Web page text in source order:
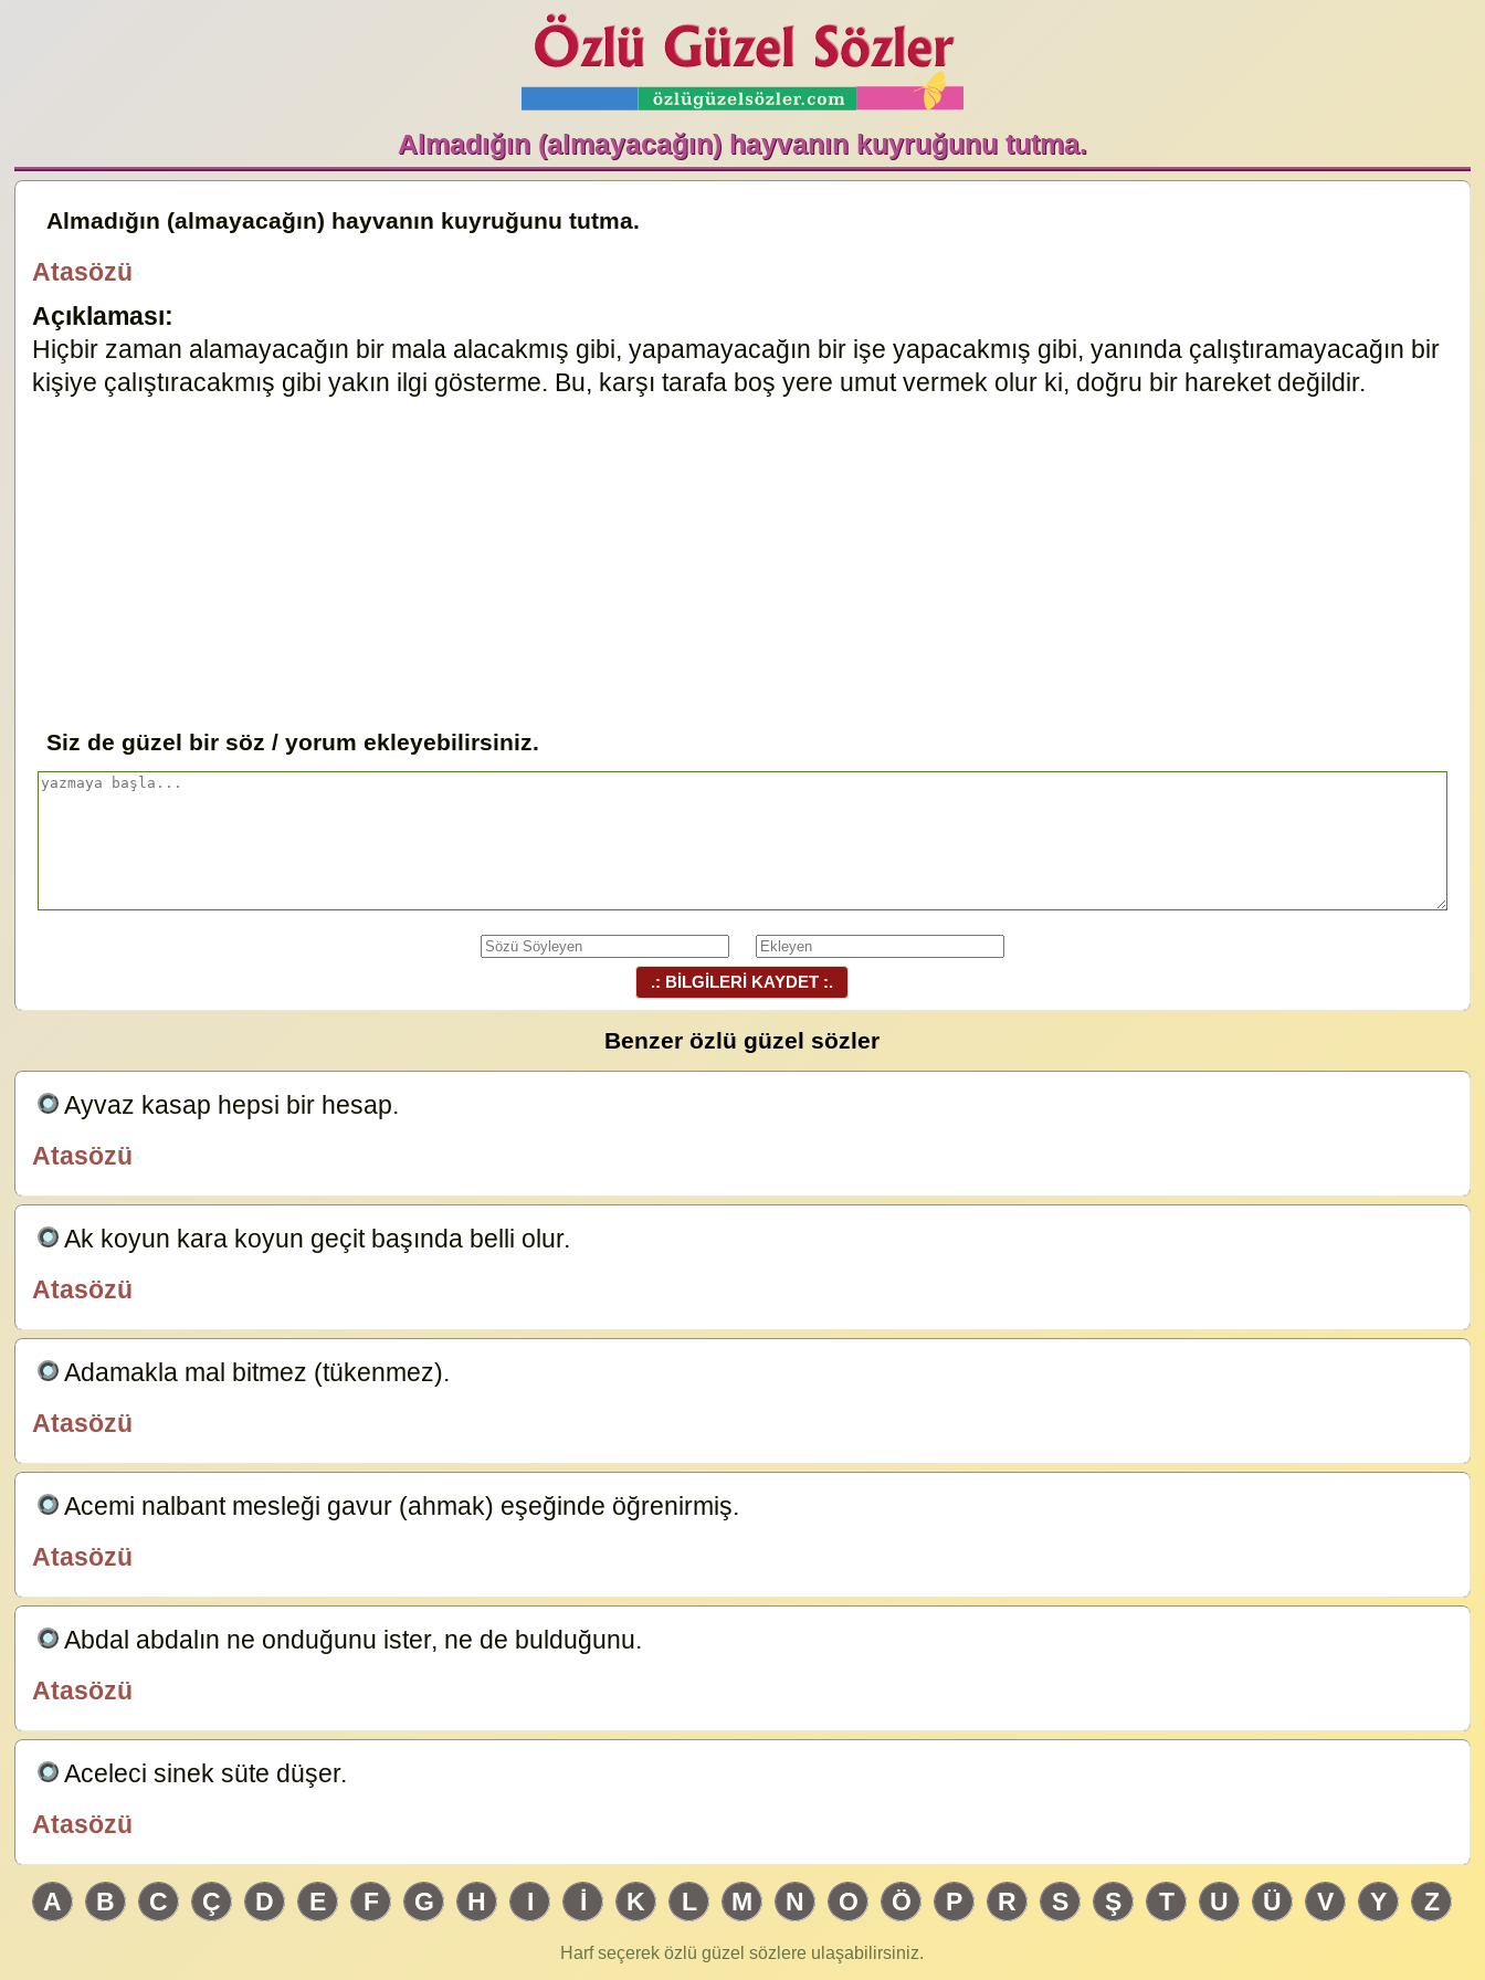
Almadığın (almayacağın) hayvanın kuyruğunu tutma.
Almadığın (almayacağın) hayvanın kuyruğunu tutma.
Atasözü
Açıklaması:
Hiçbir zaman alamayacağın bir mala alacakmış gibi, yapamayacağın bir işe yapacakmış gibi, yanında çalıştıramayacağın bir
kişiye çalıştıracakmış gibi yakın ilgi gösterme. Bu, karşı tarafa boş yere umut vermek olur ki, doğru bir hareket değildir.
Siz de güzel bir söz / yorum ekleyebilirsiniz.
.: BİLGİLERİ KAYDET :.
Benzer özlü güzel sözler
Ayvaz kasap hepsi bir hesap.
Atasözü
Ak koyun kara koyun geçit başında belli olur.
Atasözü
Adamakla mal bitmez (tükenmez).
Atasözü
Acemi nalbant mesleği gavur (ahmak) eşeğinde öğrenirmiş.
Atasözü
Abdal abdalın ne onduğunu ister, ne de bulduğunu.
Atasözü
Aceleci sinek süte düşer.
Atasözü
A B C Ç D E F G H I İ K L M N O Ö P R S Ş T U Ü V Y Z
Harf seçerek özlü güzel sözlere ulaşabilirsiniz.